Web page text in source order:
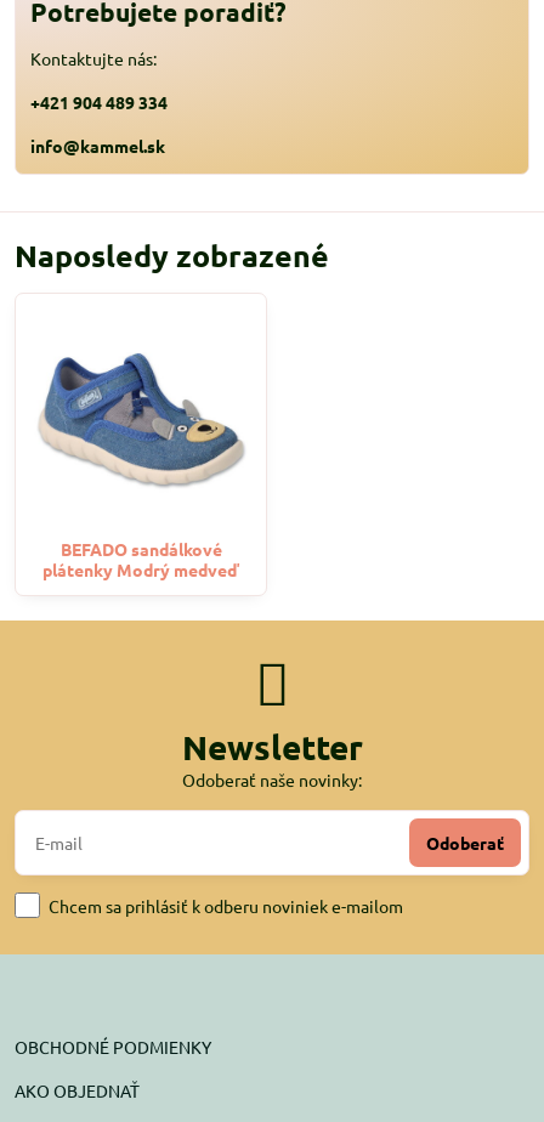
Potrebujete poradiť?
Kontaktujte nás:
+421 904 489 334
info@kammel.sk
Naposledy zobrazené
BEFADO sandálkové
plátenky Modrý medveď
Newsletter
Odoberať naše novinky:
Odoberať
Chcem sa prihlásiť k odberu noviniek e-mailom
OBCHODNÉ PODMIENKY
AKO OBJEDNAŤ